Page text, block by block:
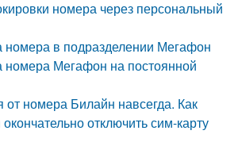
номера через персональный
номера в подразделении Мегафон
номера Мегафон на постоянной
от номера Билайн навсегда. Как
отключить сим-карту